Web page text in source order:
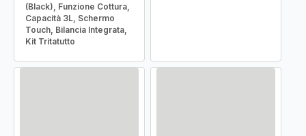
(Black), Funzione Cottura,
Capacità 3L, Schermo
Touch, Bilancia Integrata,
Kit Tritatutto